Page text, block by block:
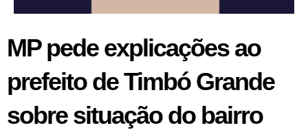
MP pede explicações ao
prefeito de Timbó Grande
sobre situação do bairro